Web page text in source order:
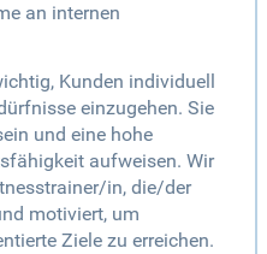
an internen
Kunden individuell
einzugehen. Sie
und eine hohe
aufweisen. Wir
in, die/der
motiviert, um
Ziele zu erreichen.